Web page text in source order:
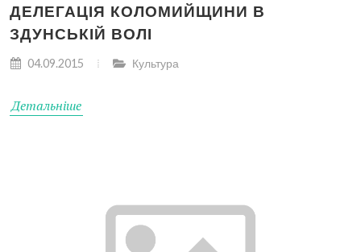
ДЕЛЕГАЦІЯ КОЛОМИЙЩИНИ В
ЗДУНСЬКІЙ ВОЛІ
04.09.2015 Культура
Детальніше